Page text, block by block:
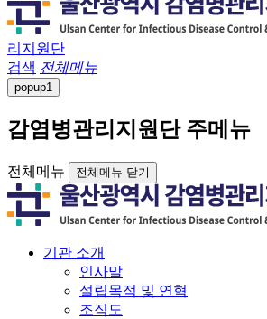
리지원단
검색 전체메뉴
popup1
감염병관리지원단 주메뉴
전체메뉴 전체메뉴 닫기
기관 소개
인사말
설립목적 및 연혁
조직도